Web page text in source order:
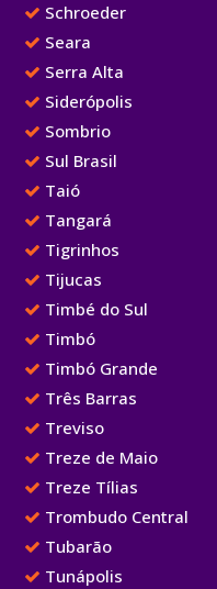
Schroeder
Seara
Serra Alta
Siderópolis
Sombrio
Sul Brasil
Taió
Tangará
Tigrinhos
Tijucas
Timbé do Sul
Timbó
Timbó Grande
Três Barras
Treviso
Treze de Maio
Treze Tílias
Trombudo Central
Tubarão
Tunápolis